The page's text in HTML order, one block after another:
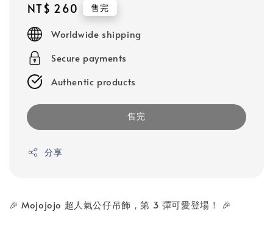
Regular
price
NT$ 260 售完
Worldwide shipping
Secure payments
Authentic products
售完
分享
🎉 Mojojojo 超人氣公仔吊飾，第 3 彈可愛登場！ 🎉